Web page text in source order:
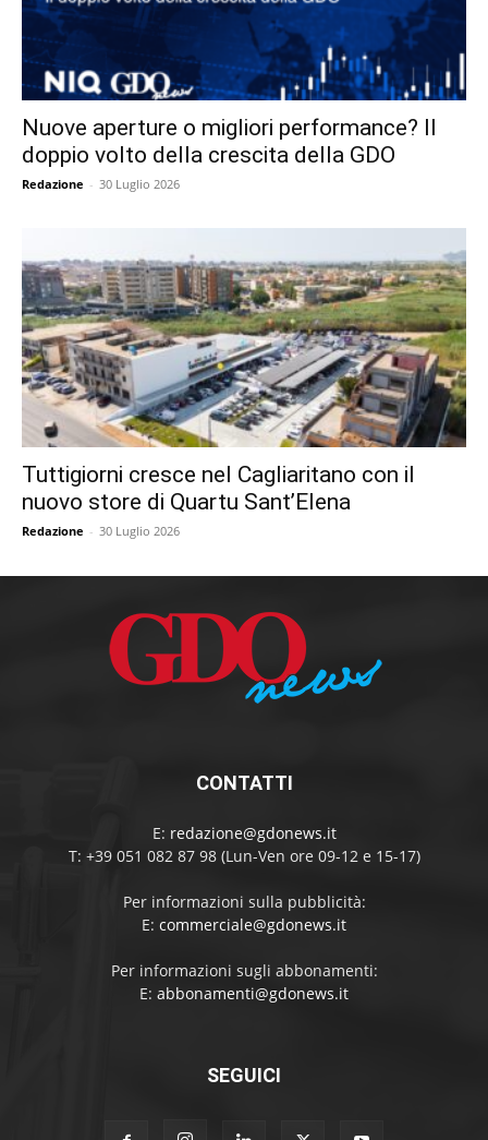
Nuove aperture o migliori performance? Il
doppio volto della crescita della GDO
Redazione - 30 Luglio 2026
Tuttigiorni cresce nel Cagliaritano con il
nuovo store di Quartu Sant’Elena
Redazione - 30 Luglio 2026
CONTATTI
E: redazione@gdonews.it
T: +39 051 082 87 98 (Lun-Ven ore 09-12 e 15-17)
Per informazioni sulla pubblicità:
E: commerciale@gdonews.it
Per informazioni sugli abbonamenti:
E: abbonamenti@gdonews.it
SEGUICI